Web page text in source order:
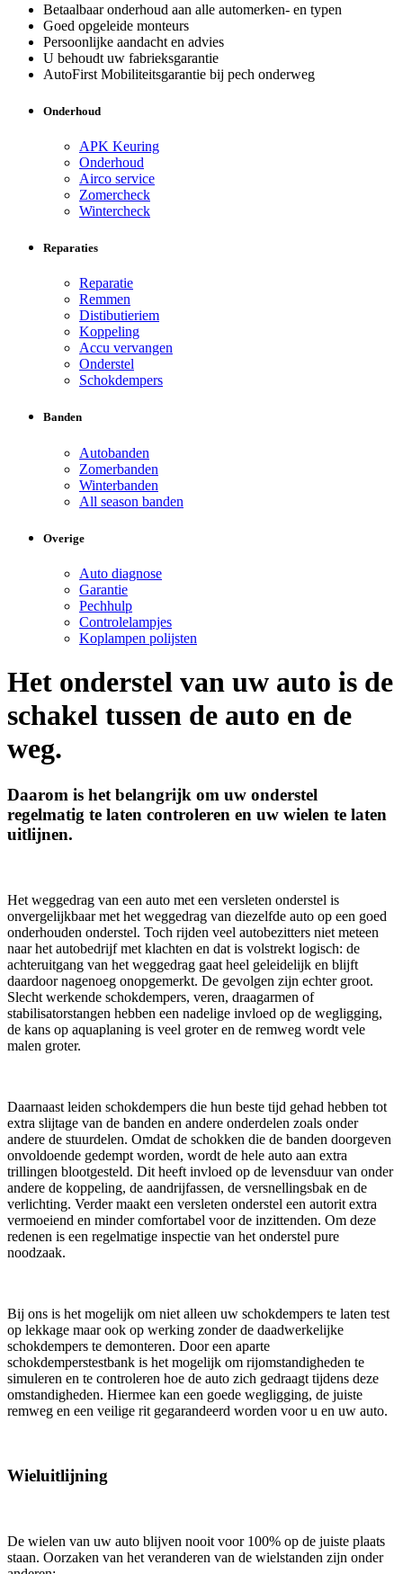
Betaalbaar onderhoud aan alle automerken- en typen
Goed opgeleide monteurs
Persoonlijke aandacht en advies
U behoudt uw fabrieksgarantie
AutoFirst Mobiliteitsgarantie bij pech onderweg
Onderhoud
APK Keuring
Onderhoud
Airco service
Zomercheck
Wintercheck
Reparaties
Reparatie
Remmen
Distibutieriem
Koppeling
Accu vervangen
Onderstel
Schokdempers
Banden
Autobanden
Zomerbanden
Winterbanden
All season banden
Overige
Auto diagnose
Garantie
Pechhulp
Controlelampjes
Koplampen polijsten
Het onderstel van uw auto is de
schakel tussen de auto en de
weg.
Daarom is het belangrijk om uw onderstel
regelmatig te laten controleren en uw wielen te laten
uitlijnen.
Het weggedrag van een auto met een versleten onderstel is
onvergelijkbaar met het weggedrag van diezelfde auto op een goed
onderhouden onderstel. Toch rijden veel autobezitters niet meteen
naar het autobedrijf met klachten en dat is volstrekt logisch: de
achteruitgang van het weggedrag gaat heel geleidelijk en blijft
daardoor nagenoeg onopgemerkt. De gevolgen zijn echter groot.
Slecht werkende schokdempers, veren, draagarmen of
stabilisatorstangen hebben een nadelige invloed op de wegligging,
de kans op aquaplaning is veel groter en de remweg wordt vele
malen groter.
Daarnaast leiden schokdempers die hun beste tijd gehad hebben tot
extra slijtage van de banden en andere onderdelen zoals onder
andere de stuurdelen. Omdat de schokken die de banden doorgeven
onvoldoende gedempt worden, wordt de hele auto aan extra
trillingen blootgesteld. Dit heeft invloed op de levensduur van onder
andere de koppeling, de aandrijfassen, de versnellingsbak en de
verlichting. Verder maakt een versleten onderstel een autorit extra
vermoeiend en minder comfortabel voor de inzittenden. Om deze
redenen is een regelmatige inspectie van het onderstel pure
noodzaak.
Bij ons is het mogelijk om niet alleen uw schokdempers te laten test
op lekkage maar ook op werking zonder de daadwerkelijke
schokdempers te demonteren. Door een aparte
schokdemperstestbank is het mogelijk om rijomstandigheden te
simuleren en te controleren hoe de auto zich gedraagt tijdens deze
omstandigheden. Hiermee kan een goede wegligging, de juiste
remweg en een veilige rit gegarandeerd worden voor u en uw auto.
Wieluitlijning
De wielen van uw auto blijven nooit voor 100% op de juiste plaats
staan. Oorzaken van het veranderen van de wielstanden zijn onder